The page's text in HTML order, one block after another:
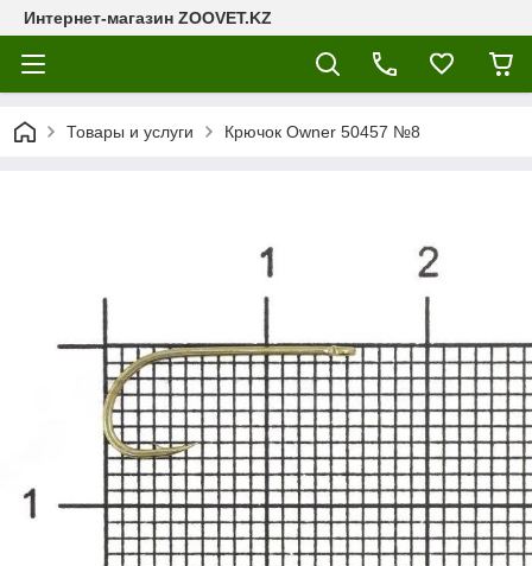
Интернет-магазин ZOOVET.KZ
Товары и услуги Крючок Owner 50457 №8